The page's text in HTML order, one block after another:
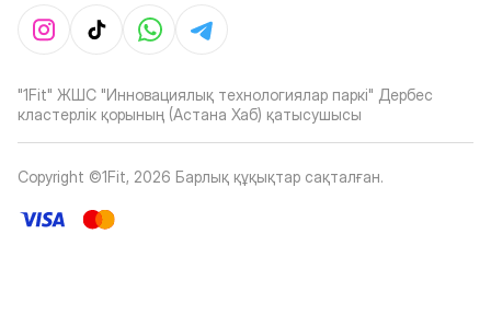
"1Fit" ЖШС "Инновациялық технологиялар паркі" Дербес
кластерлік қорының (Астана Хаб) қатысушысы
Copyright ©1Fit, 2026 Барлық құқықтар сақталған.